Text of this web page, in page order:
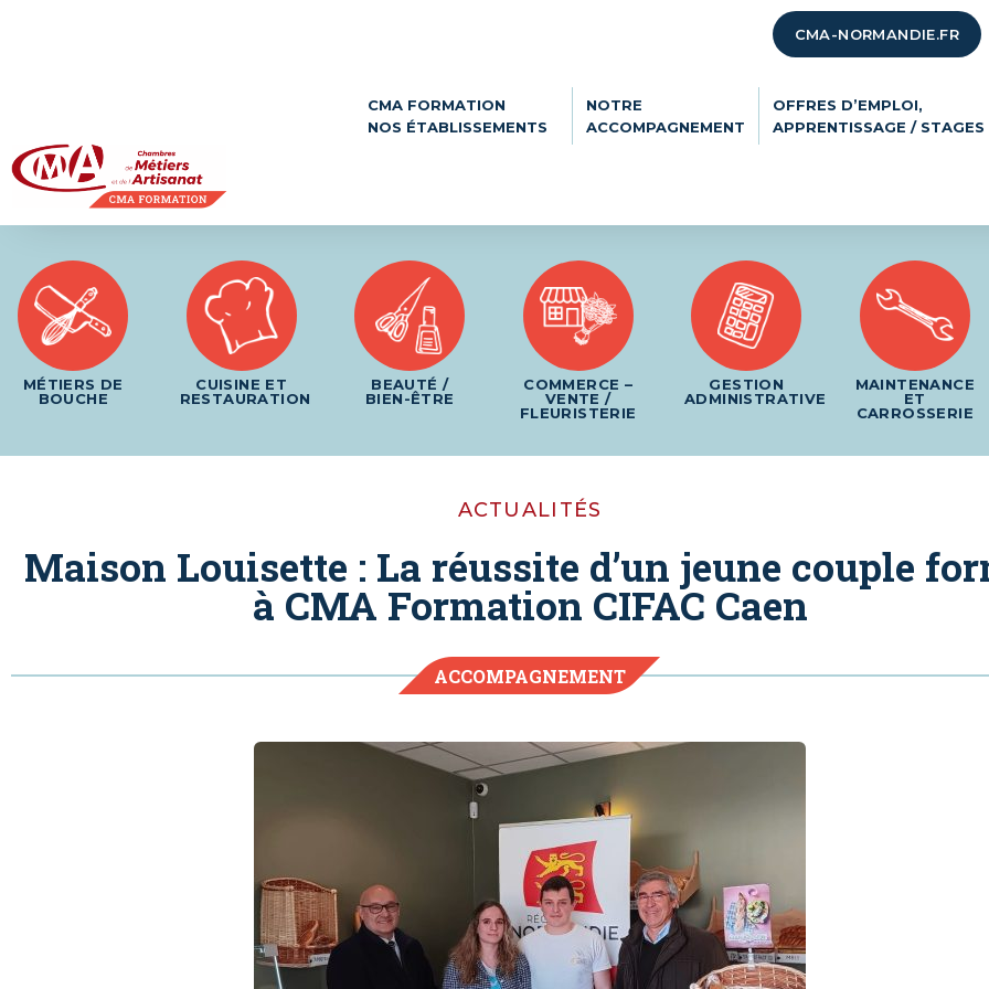
CMA-NORMANDIE.FR
CMA FORMATION
NOS ÉTABLISSEMENTS
NOTRE
ACCOMPAGNEMENT
OFFRES D’EMPLOI,
APPRENTISSAGE / STAGES
MÉTIERS DE
BOUCHE
CUISINE ET
RESTAURATION
BEAUTÉ /
BIEN-ÊTRE
COMMERCE –
VENTE /
FLEURISTERIE
GESTION
ADMINISTRATIVE
MAINTENANCE
ET
CARROSSERIE
ACTUALITÉS
Maison Louisette : La réussite d’un jeune couple
à CMA Formation CIFAC Caen
ACCOMPAGNEMENT